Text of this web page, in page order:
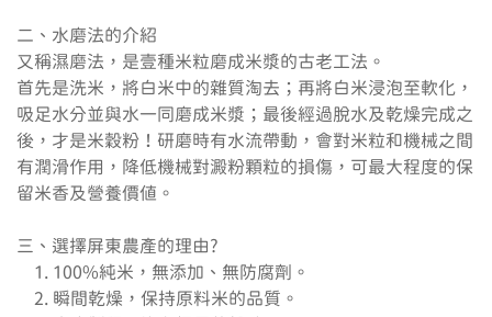
二、水磨法的介紹
又稱濕磨法，是壹種米粒磨成米漿的古老工法。
首先是洗米，將白米中的雜質淘去；再將白米浸泡至軟化，
吸足水分並與水一同磨成米漿；最後經過脫水及乾燥完成之
後，才是米穀粉！研磨時有水流帶動，會對米粒和機械之間
有潤滑作用，降低機械對澱粉顆粒的損傷，可最大程度的保
留米香及營養價值。
三、選擇屏東農產的理由?